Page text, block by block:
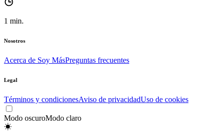
1 min.
Nosotros
Acerca de Soy MásPreguntas frecuentes
Legal
Términos y condicionesAviso de privacidadUso de cookies
Modo oscuroModo claro